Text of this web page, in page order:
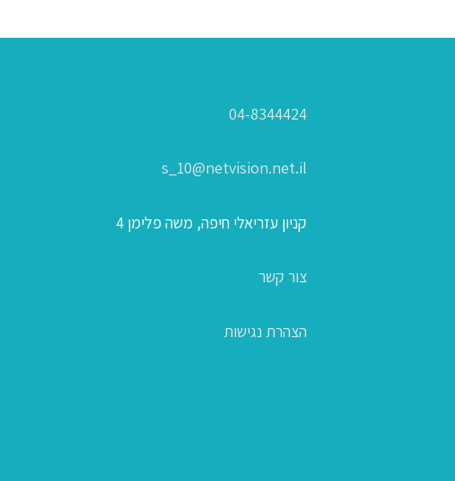
04-8344424
s_10@netvision.net.il
קניון עזריאלי חיפה, משה פלימן 4
צור קשר
הצהרת נגישות